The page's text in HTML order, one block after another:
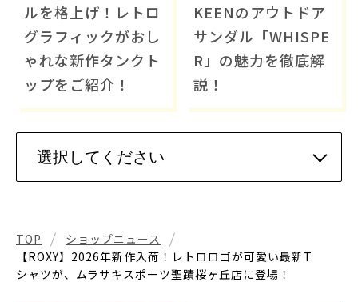
ルを格上げ！レトロ
グラフィックがおし
ゃれな新作タンクト
ップをご紹介！
KEENのアウトドア
サンダル「WHISPE
R」の魅力を徹底解
説！
TOP
ショップニュース
【ROXY】2026年新作入荷！レトロロゴが可愛い最新T
シャツが、ムラサキスポーツ聖蹟桜ヶ丘店に登場！